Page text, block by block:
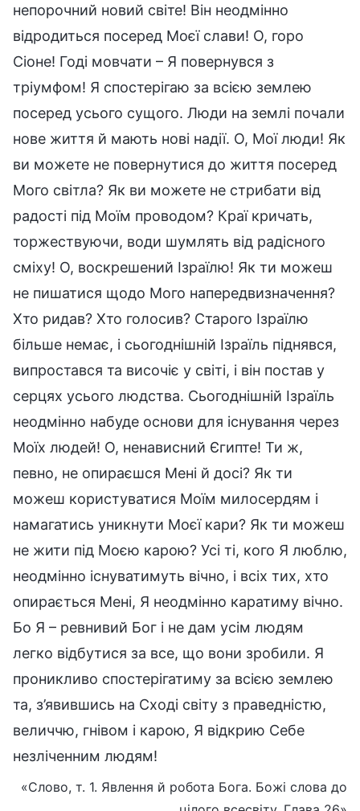
непорочний новий світе! Він неодмінно
відродиться посеред Моєї слави! О, горо
Сіоне! Годі мовчати – Я повернувся з
тріумфом! Я спостерігаю за всією землею
посеред усього сущого. Люди на землі почали
нове життя й мають нові надії. О, Мої люди! Як
ви можете не повернутися до життя посеред
Мого світла? Як ви можете не стрибати від
радості під Моїм проводом? Краї кричать,
торжествуючи, води шумлять від радісного
сміху! О, воскрешений Ізраїлю! Як ти можеш
не пишатися щодо Мого напередвизначення?
Хто ридав? Хто голосив? Старого Ізраїлю
більше немає, і сьогоднішній Ізраїль піднявся,
випростався та височіє у світі, і він постав у
серцях усього людства. Сьогоднішній Ізраїль
неодмінно набуде основи для існування через
Моїх людей! О, ненависний Єгипте! Ти ж,
певно, не опираєшся Мені й досі? Як ти
можеш користуватися Моїм милосердям і
намагатись уникнути Моєї кари? Як ти можеш
не жити під Моєю карою? Усі ті, кого Я люблю,
неодмінно існуватимуть вічно, і всіх тих, хто
опирається Мені, Я неодмінно каратиму вічно.
Бо Я – ревнивий Бог і не дам усім людям
легко відбутися за все, що вони зробили. Я
проникливо спостерігатиму за всією землею
та, з’явившись на Сході світу з праведністю,
величчю, гнівом і карою, Я відкрию Себе
незліченним людям!
«Слово, т. 1. Явлення й робота Бога. Божі слова до